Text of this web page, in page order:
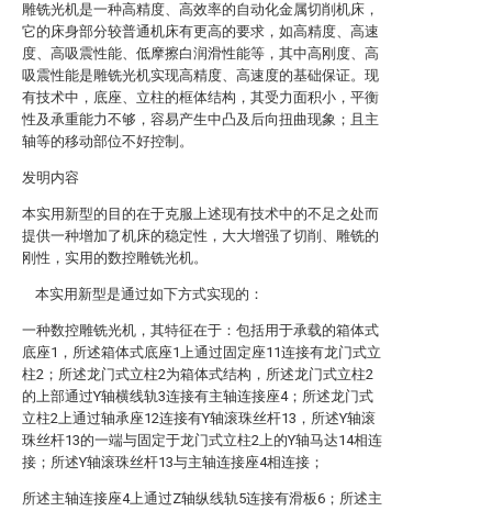
雕铣光机是一种高精度、高效率的自动化金属切削机床，
它的床身部分较普通机床有更高的要求，如高精度、高速
度、高吸震性能、低摩擦白润滑性能等，其中高刚度、高
吸震性能是雕铣光机实现高精度、高速度的基础保证。现
有技术中，底座、立柱的框体结构，其受力面积小，平衡
性及承重能力不够，容易产生中凸及后向扭曲现象；且主
轴等的移动部位不好控制。
发明内容
本实用新型的目的在于克服上述现有技术中的不足之处而
提供一种增加了机床的稳定性，大大增强了切削、雕铣的
刚性，实用的数控雕铣光机。
本实用新型是通过如下方式实现的：
一种数控雕铣光机，其特征在于：包括用于承载的箱体式
底座1，所述箱体式底座1上通过固定座11连接有龙门式立
柱2；所述龙门式立柱2为箱体式结构，所述龙门式立柱2
的上部通过Y轴横线轨3连接有主轴连接座4；所述龙门式
立柱2上通过轴承座12连接有Y轴滚珠丝杆13，所述Y轴滚
珠丝杆13的一端与固定于龙门式立柱2上的Y轴马达14相连
接；所述Y轴滚珠丝杆13与主轴连接座4相连接；
所述主轴连接座4上通过Z轴纵线轨5连接有滑板6；所述主